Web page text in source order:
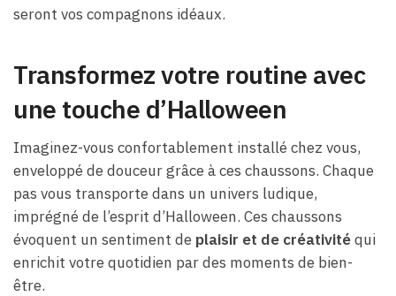
seront vos compagnons idéaux.
Transformez votre routine avec
une touche d’Halloween
Imaginez-vous confortablement installé chez vous,
enveloppé de douceur grâce à ces chaussons. Chaque
pas vous transporte dans un univers ludique,
imprégné de l’esprit d’Halloween. Ces chaussons
évoquent un sentiment de plaisir et de créativitéqui
enrichit votre quotidien par des moments de bien-
être.